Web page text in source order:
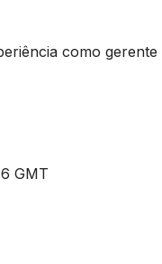
como gerente
GMT